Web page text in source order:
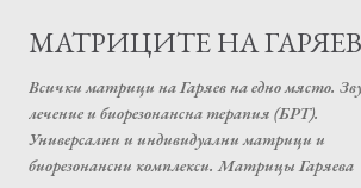
Пропускане към основното
МАТРИЦИТЕ НА ГАРЯЕВ
Всички матрици на Гаряев на едно място.
лечение и биорезонансна терапия (БРТ).
Универсални и индивидуални матрици и
биорезонансни комплекси. Матрицы Гаряева